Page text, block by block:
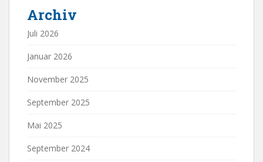
Archiv
Juli 2026
Januar 2026
November 2025
September 2025
Mai 2025
September 2024